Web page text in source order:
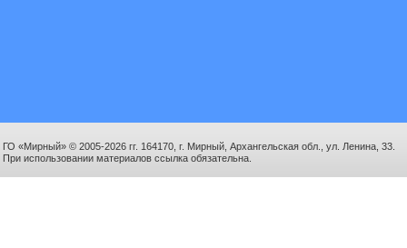
ГО «Мирный» © 2005-2026 гг. 164170, г. Мирный, Архангельская обл., ул. Ленина, 33.
При использовании материалов ссылка обязательна.